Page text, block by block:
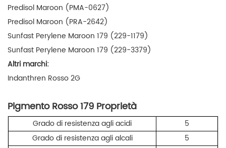
Predisol Maroon (PMA-0627)
Predisol Maroon (PRA-2642)
Sunfast Perylene Maroon 179 (229-1179)
Sunfast Perylene Maroon 179 (229-3379)
Altri marchi:
Indanthren Rosso 2G
Pigmento Rosso 179 Proprietà
Grado di resistenza agli acidi
5
Grado di resistenza agli alcali
5